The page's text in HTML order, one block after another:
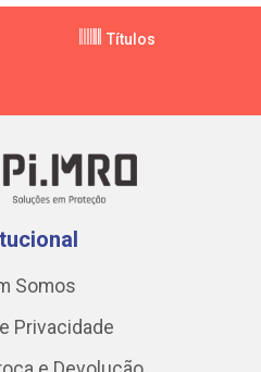
Títulos
Somos
Privacidade